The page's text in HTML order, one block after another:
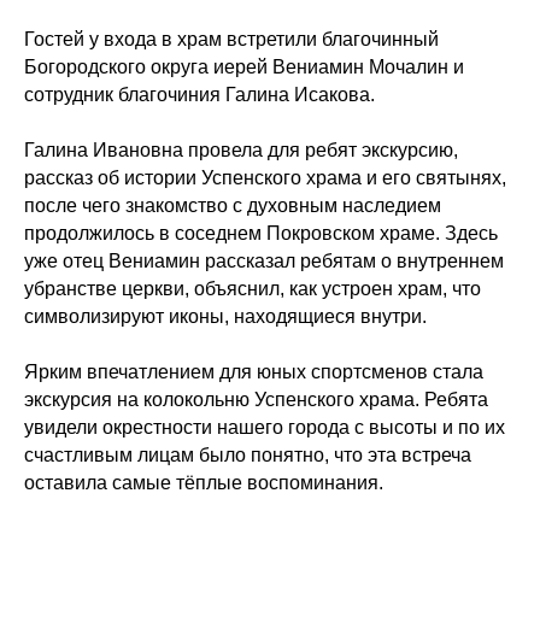
Гостей у входа в храм встретили благочинный
Богородского округа иерей Вениамин Мочалин и
сотрудник благочиния Галина Исакова.
Галина Ивановна провела для ребят экскурсию,
рассказ об истории Успенского храма и его святынях,
после чего знакомство с духовным наследием
продолжилось в соседнем Покровском храме. Здесь
уже отец Вениамин рассказал ребятам о внутреннем
убранстве церкви, объяснил, как устроен храм, что
символизируют иконы, находящиеся внутри.
Ярким впечатлением для юных спортсменов стала
экскурсия на колокольню Успенского храма. Ребята
увидели окрестности нашего города с высоты и по их
счастливым лицам было понятно, что эта встреча
оставила самые тёплые воспоминания.